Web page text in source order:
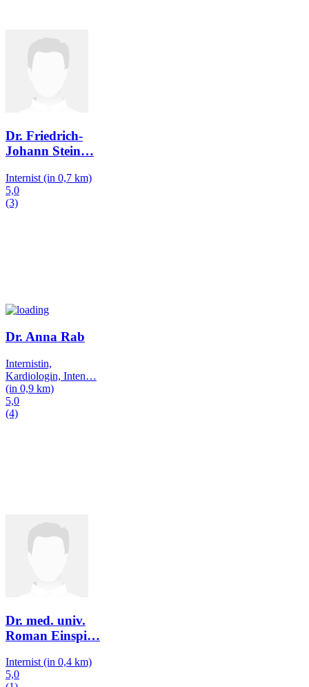
Dr. Friedrich-
Johann Stein…
Internist (in 0,7 km)
5,0
(3)
Dr. Anna Rab
Internistin,
Kardiologin, Inten…
(in 0,9 km)
5,0
(4)
Dr. med. univ.
Roman Einspi…
Internist (in 0,4 km)
5,0